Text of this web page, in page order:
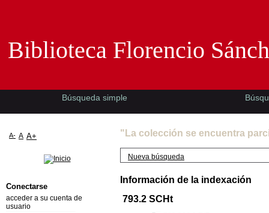
"La colección se encuentra
Nueva búsqueda
Información de la indexación
793.2 SCHt
Biblioteca Florencio
Búsqueda simple
A- A A+
Conectarse
acceder a su cuenta de
usuario